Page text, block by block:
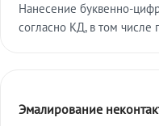
Нанесение буквенно-
согласно КД, в том числе
Эмалирование